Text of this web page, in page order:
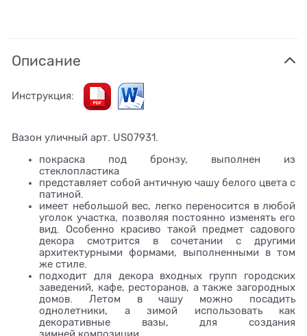
Описание
Инструкция:
Вазон уличный арт. US07931.
покраска под бронзу, выполнен из
стеклопластика
представляет собой античную чашу белого цвета с
патиной.
имеет небольшой вес, легко переносится в любой
уголок участка, позволяя постоянно изменять его
вид. Особенно красиво такой предмет садового
декора смотрится в сочетании с другими
архитектурными формами, выполненными в том
же стиле.
подходит для декора входных групп городских
заведений, кафе, ресторанов, а также загородных
домов. Летом в чашу можно посадить
однолетники, а зимой использовать как
декоративные вазы, для создания
зимней композиции.